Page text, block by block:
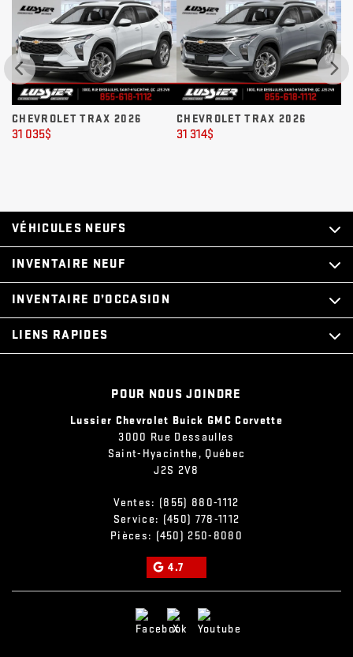
CHEVROLET TRAX 2026
31 314
CHEVROLET TRAX 2026
31 237
POUR NOUS JOINDRE
Lussier Chevrolet Buick GMC Corvette
3000 Rue Dessaulles
Saint-Hyacinthe , Québec
J2S 2V8
Ventes: (855) 880-1112
Service: (450) 778-1112
Pièces: (450) 250-8080
4.7
VÉHICULES NEUFS
INVENTAIRE NEUF
INVENTAIRE D’OCCASION
LIENS RAPIDES